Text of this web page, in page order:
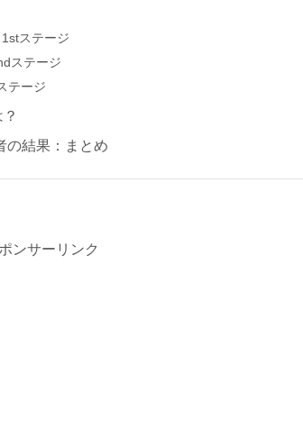
ステージ
ステージ
テージ
の結果：まとめ
ンサーリンク